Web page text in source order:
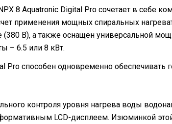
8 Aquatronic Digital Pro сочетает в себе
применения мощных спиральных
(380 В), а также оснащен универсальной
– 6.5 или 8 кВт.
Pro способен одновременно обеспечивать
контроля уровня нагрева воды
LCD-дисплеем. Изюминкой этой